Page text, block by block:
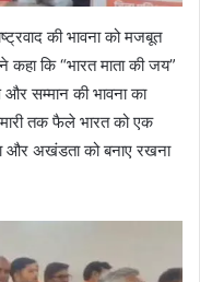
की भावना को मजबूत
कहा कि “भारत माता की जय”
और सम्मान की भावना का
तक फैले भारत को एक
और अखंडता को बनाए रखना